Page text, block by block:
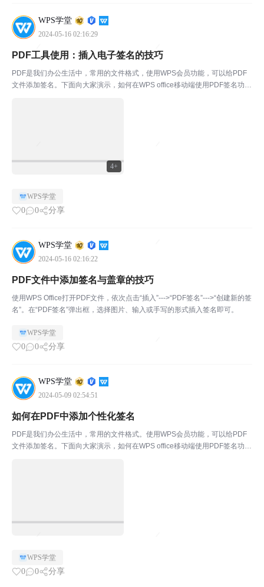
WPS学堂
2024-05-16 02:16:29
4+
PDF工具使用：插入电子签名的技巧
PDF是我们办公生活中，常用的文件格式，使用WPS会员功能，可以给PDF
文件添加签名。下面向大家演示，如何在WPS office移动端使用PDF签名功
WPS学堂
0 0 分享
WPS学堂
2024-05-16 02:16:22
PDF文件中添加签名与盖章的技巧
使用WPS Office打开PDF文件，依次点击“插入”--->“PDF签名”--->“创建新的签
名”。在“PDF签名”弹出框，选择图片、输入或手写的形式插入签名即可。
WPS学堂
0 0 分享
WPS学堂
2024-05-09 02:54:51
如何在PDF中添加个性化签名
PDF是我们办公生活中，常用的文件格式。使用WPS会员功能，可以给PDF
文件添加签名。下面向大家演示，如何在WPS office移动端使用PDF签名功
WPS学堂
0 0 分享